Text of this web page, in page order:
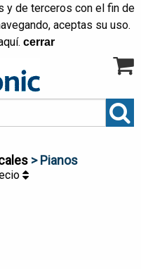
y de terceros con el fin de
aceptas su uso.
. cerrar
> Pianos